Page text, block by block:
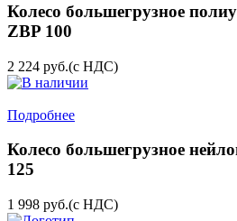
Колесо большегрузное
ZBP 100
2 224 руб.(с НДС)
Подробнее
Колесо большегрузное
125
1 998 руб.(с НДС)